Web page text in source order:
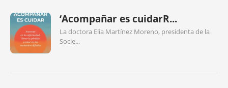
‘Acompañar es cuidarR...
La doctora Elia Martínez Moreno, presidenta de la
Socie...